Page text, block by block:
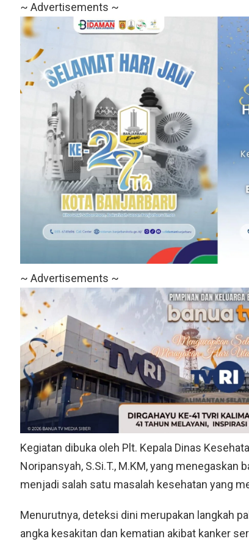
~ Advertisements ~
~ Advertisements ~
Kegiatan dibuka oleh Plt. Kepala Dinas
Noripansyah, S.Si.T., M.KM, yang menegaskan
menjadi salah satu masalah kesehatan yang
Menurutnya, deteksi dini merupakan langkah
angka kesakitan dan kematian akibat kanker